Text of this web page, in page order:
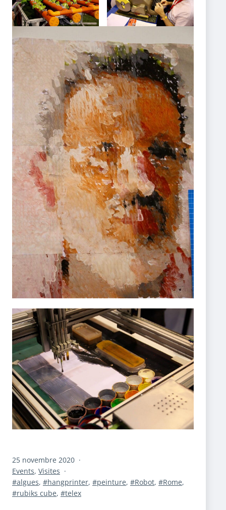
Publié
le
25 novembre 2020
Catégorisé
comme
Events, Visites
Étiqueté
algues, hangprinter, peinture, Robot, Rome,
rubiks cube, telex